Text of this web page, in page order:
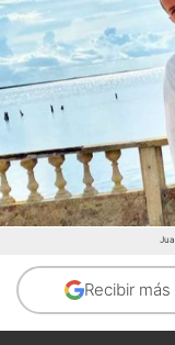
Recibir